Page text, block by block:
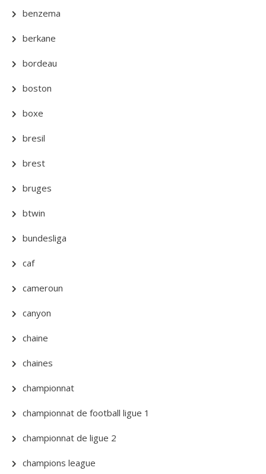
benzema
berkane
bordeau
boston
boxe
bresil
brest
bruges
btwin
bundesliga
caf
cameroun
canyon
chaine
chaines
championnat
championnat de football ligue 1
championnat de ligue 2
champions league